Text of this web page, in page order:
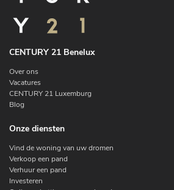
CENTURY 21 Benelux
Over ons
Vacatures
CENTURY 21 Luxemburg
Blog
Onze diensten
Vind de woning van uw dromen
Verkoop een pand
Verhuur een pand
Investeren